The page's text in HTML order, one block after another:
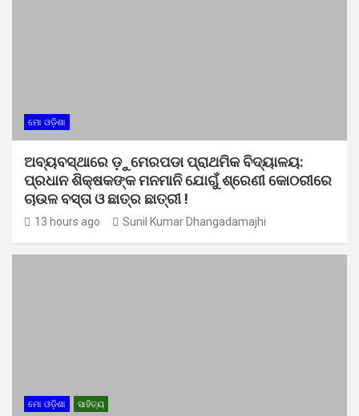
ମୋ ଓଡ଼ିଶା
ଅବ୍ୟବସ୍ଥାରେ ଡ଼ୁମେରପଡା ପ୍ରାଥମିକ ବିଦ୍ୟାଳୟ:
ପ୍ରଧାନ ଶିକ୍ଷକଙ୍କ ମନମାନି ଯୋଗୁଁ ଶ୍ରେଣୀ କୋଠରୀରେ
ଚାଉଳ ବସ୍ତା ଓ ଛାତ୍ର ଛାତ୍ରୀ !
13 hours ago Sunil Kumar Dhangadamajhi
ମୋ ଓଡ଼ିଶା ସାହିତ୍ୟ